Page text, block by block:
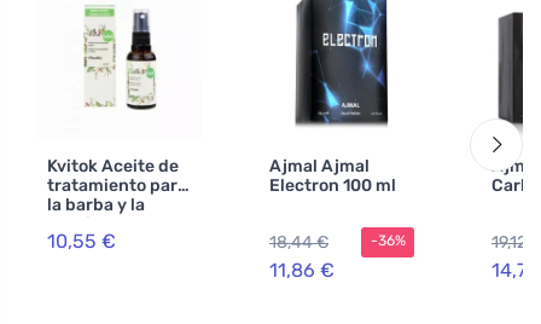
Kvitok Aceite de
tratamiento para
la barba y la
barbilla Plnovous
(30 ml) - con un
10,55 €
Ajmal Ajmal
Electron 100 ml
18,44 €
11,86 €
-36% 19,12 €